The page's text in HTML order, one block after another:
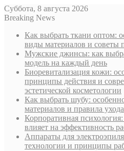
Суббота, 8 августа 2026
Breaking News
Как выбрать ткани оптом:
виды материалов и советы
Мужские джинсы: как
модель на каждый день
Биоревитализация кожи:
принципы действия и
эстетической косметологии
Как выбрать шубу:
материалов и правила ухода
Корпоративная
влияет на эффективность
Аппараты для
технологии и принципы